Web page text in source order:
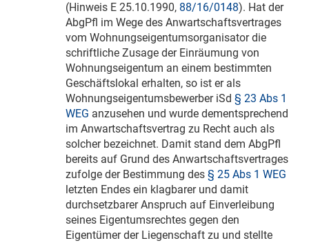
(Hinweis E 25.10.1990, 88/16/0148). Hat der
AbgPfl im Wege des Anwartschaftsvertrages
vom Wohnungseigentumsorganisator die
schriftliche Zusage der Einräumung von
Wohnungseigentum an einem bestimmten
Geschäftslokal erhalten, so ist er als
Wohnungseigentumsbewerber iSd § 23 Abs 1
WEG anzusehen und wurde dementsprechend
im Anwartschaftsvertrag zu Recht auch als
solcher bezeichnet. Damit stand dem AbgPfl
bereits auf Grund des Anwartschaftsvertrages
zufolge der Bestimmung des § 25 Abs 1 WEG
letzten Endes ein klagbarer und damit
durchsetzbarer Anspruch auf Einverleibung
seines Eigentumsrechtes gegen den
Eigentümer der Liegenschaft zu und stellte